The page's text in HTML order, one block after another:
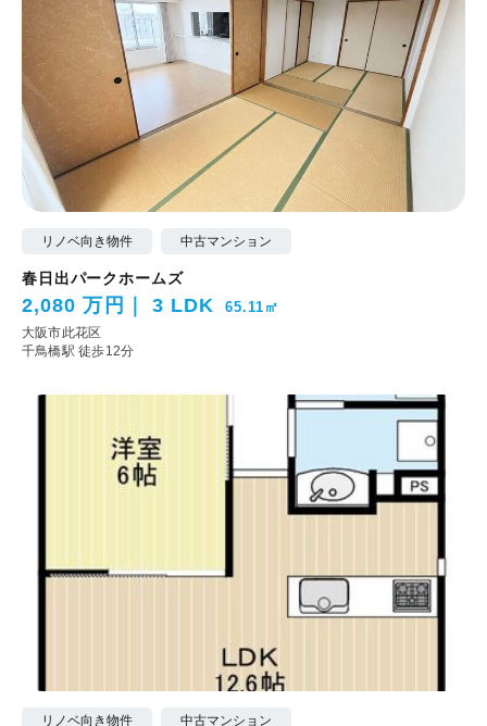
リノベ向き物件 中古マンション
春日出パークホームズ
2,080 万円 3 LDK 65.11㎡
大阪市此花区
千鳥橋駅 徒歩12分
リノベ向き物件 中古マンション